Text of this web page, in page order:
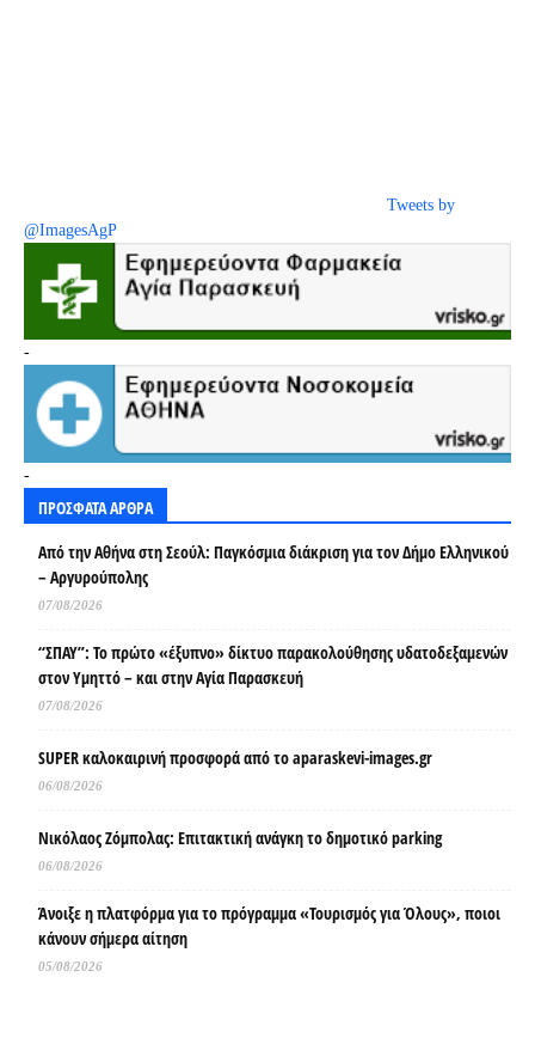
Tweets by
@ImagesAgP
-
-
ΠΡΟΣΦΑΤΑ ΑΡΘΡΑ
Από την Αθήνα στη Σεούλ: Παγκόσμια διάκριση για τον Δήμο Ελληνικού
– Αργυρούπολης
07/08/2026
“ΣΠΑΥ”: Το πρώτο «έξυπνο» δίκτυο παρακολούθησης υδατοδεξαμενών
στον Υμηττό – και στην Αγία Παρασκευή
07/08/2026
SUPER καλοκαιρινή προσφορά από το aparaskevi-images.gr
06/08/2026
Νικόλαος Ζόμπολας: Επιτακτική ανάγκη το δημοτικό parking
06/08/2026
Άνοιξε η πλατφόρμα για το πρόγραμμα «Τουρισμός για Όλους», ποιοι
κάνουν σήμερα αίτηση
05/08/2026